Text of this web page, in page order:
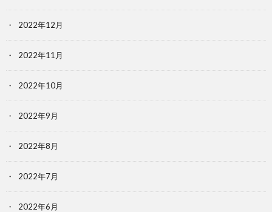
2022年12月
2022年11月
2022年10月
2022年9月
2022年8月
2022年7月
2022年6月